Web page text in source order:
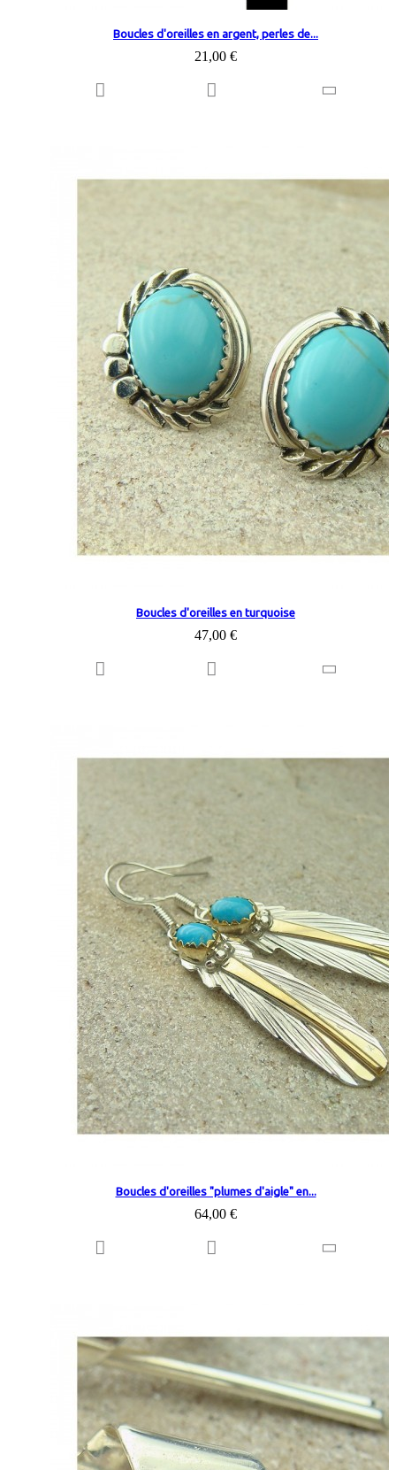
Boucles d'oreilles en argent, perles de...
21,00 €
Boucles d'oreilles en turquoise
47,00 €
Boucles d'oreilles "plumes d'aigle" en...
64,00 €